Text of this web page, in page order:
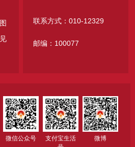
联系方式：010-12329
邮编：100077
微信公众号
支付宝生活
微博